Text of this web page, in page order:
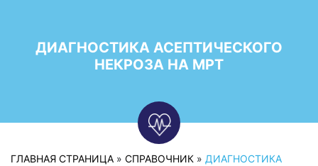
ДИАГНОСТИКА АСЕПТИЧЕСКОГО
НЕКРОЗА НА МРТ
ГЛАВНАЯ СТРАНИЦА » СПРАВОЧНИК » ДИАГНОСТИКА